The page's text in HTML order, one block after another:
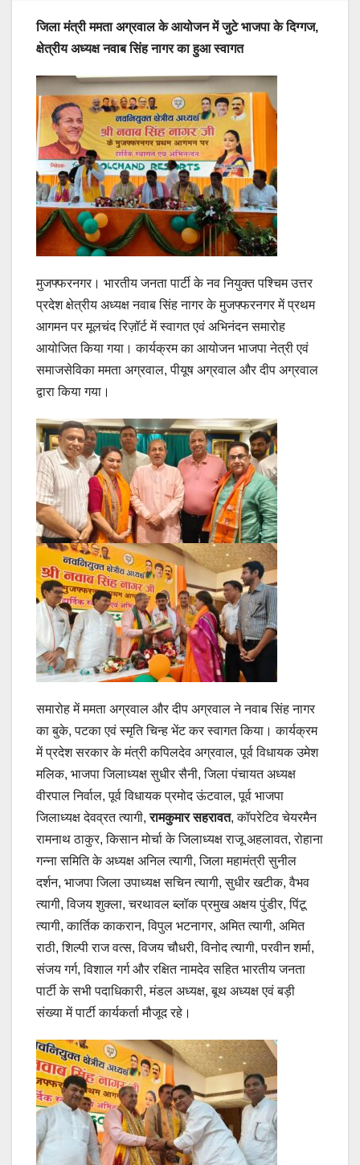
जिला मंत्री ममता अग्रवाल के आयोजन में जुटे भाजपा के दिग्गज,
क्षेत्रीय अध्यक्ष नवाब सिंह नागर का हुआ स्वागत
मुजफ्फरनगर। भारतीय जनता पार्टी के नव नियुक्त पश्चिम उत्तर
प्रदेश क्षेत्रीय अध्यक्ष नवाब सिंह नागर के मुजफ्फरनगर में प्रथम
आगमन पर मूलचंद रिज़ॉर्ट में स्वागत एवं अभिनंदन समारोह
आयोजित किया गया। कार्यक्रम का आयोजन भाजपा नेत्री एवं
समाजसेविका ममता अग्रवाल, पीयूष अग्रवाल और दीप अग्रवाल
द्वारा किया गया।
समारोह में ममता अग्रवाल और दीप अग्रवाल ने नवाब सिंह नागर
का बुके, पटका एवं स्मृति चिन्ह भेंट कर स्वागत किया। कार्यक्रम
में प्रदेश सरकार के मंत्री कपिलदेव अग्रवाल, पूर्व विधायक उमेश
मलिक, भाजपा जिलाध्यक्ष सुधीर सैनी, जिला पंचायत अध्यक्ष
वीरपाल निर्वाल, पूर्व विधायक प्रमोद ऊंटवाल, पूर्व भाजपा
जिलाध्यक्ष देवव्रत त्यागी,रामकुमार सहरावत, कॉपरेटिव चेयरमैन
रामनाथ ठाकुर, किसान मोर्चा के जिलाध्यक्ष राजू अहलावत, रोहाना
गन्ना समिति के अध्यक्ष अनिल त्यागी, जिला महामंत्री सुनील
दर्शन, भाजपा जिला उपाध्यक्ष सचिन त्यागी, सुधीर खटीक, वैभव
त्यागी, विजय शुक्ला, चरथावल ब्लॉक प्रमुख अक्षय पुंडीर, पिंटू
त्यागी, कार्तिक काकरान, विपुल भटनागर, अमित त्यागी, अमित
राठी, शिल्पी राज वत्स, विजय चौधरी, विनोद त्यागी, परवीन शर्मा,
संजय गर्ग, विशाल गर्ग और रक्षित नामदेव सहित भारतीय जनता
पार्टी के सभी पदाधिकारी, मंडल अध्यक्ष, बूथ अध्यक्ष एवं बड़ी
संख्या में पार्टी कार्यकर्ता मौजूद रहे।